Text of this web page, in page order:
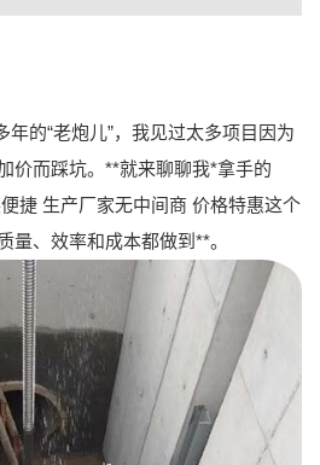
的“老炮儿”，我见过太多项目因为
价而踩坑。**就来聊聊我*拿手的
捷 生产厂家无中间商 价格特惠这个
量、效率和成本都做到**。